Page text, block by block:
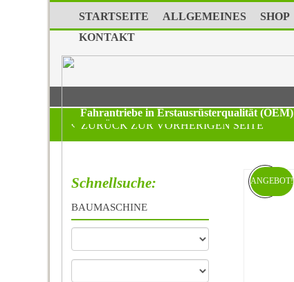
STARTSEITE ALLGEMEINES SHOP
KONTAKT
Fahrantriebe in Erstausrüsterqualität (OEM)
ZURÜCK ZUR VORHERIGEN SEITE
ANGEBOT!
Schnellsuche:
BAUMASCHINE